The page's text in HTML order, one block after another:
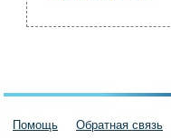
Помощь Обратная связь